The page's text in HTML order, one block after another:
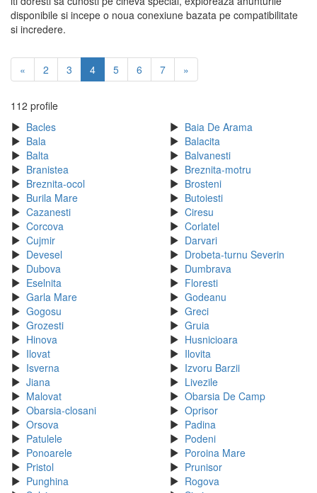
disponibile si incepe o noua conexiune bazata pe compatibilitate
si incredere.
« 2 3 4 5 6 7 »
112 profile
Bacles
Baia De Arama
Bala
Balacita
Balta
Balvanesti
Branistea
Breznita-motru
Breznita-ocol
Brosteni
Burila Mare
Butoiesti
Cazanesti
Ciresu
Corcova
Corlatel
Cujmir
Darvari
Devesel
Drobeta-turnu Severin
Dubova
Dumbrava
Eselnita
Floresti
Garla Mare
Godeanu
Gogosu
Greci
Grozesti
Gruia
Hinova
Husnicioara
Ilovat
Ilovita
Isverna
Izvoru Barzii
Jiana
Livezile
Malovat
Obarsia De Camp
Obarsia-closani
Oprisor
Orsova
Padina
Patulele
Podeni
Ponoarele
Poroina Mare
Pristol
Prunisor
Punghina
Rogova